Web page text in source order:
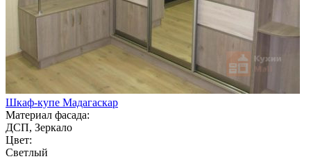
Шкаф-купе Мадагаскар
Материал фасада:
ДСП, Зеркало
Цвет:
Светлый